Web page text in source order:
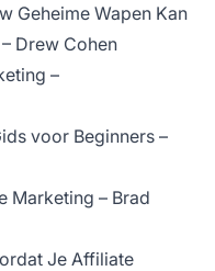
Geheime Wapen Kan
– Drew Cohen
–
voor Beginners –
Marketing – Brad
Je Affiliate